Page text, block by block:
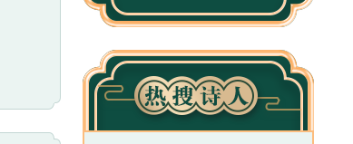
而宫廷贵族的诗作，相形见绌，诗
头，是中国诗史的光辉起点。它形
式多样:史诗、讽刺诗、叙事诗、
恋歌、战歌、颂歌、节令歌以及劳
动歌谣样样都有。它内容丰富，对